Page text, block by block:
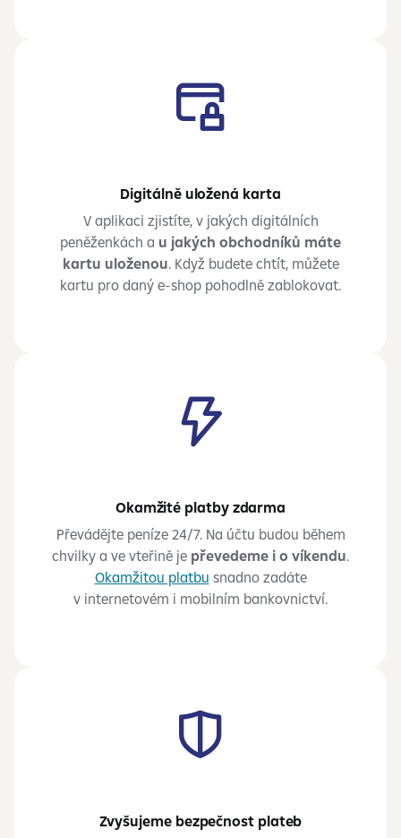
Digitálně uložená karta
V aplikaci zjistíte, v jakých digitálních
peněženkách a u jakých obchodníků máte
kartu uloženou. Když budete chtít, můžete
kartu pro daný e-shop pohodlně zablokovat.
Okamžité platby zdarma
Převádějte peníze 24/7. Na účtu budou během
chvilky a ve vteřině je převedeme i o víkendu.
Okamžitou platbu snadno zadáte
v internetovém i mobilním bankovnictví.
Zvyšujeme bezpečnost plateb